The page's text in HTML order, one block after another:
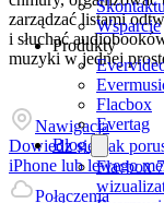
Wsparcie
Produkty
Flacbox
Evertag
Blog
Flacbox
zarządzać listami
i słuchać
muzyki w jednej
Nawigacja
Dowiedz się, jak
iPhone lub lewego
Połączenia